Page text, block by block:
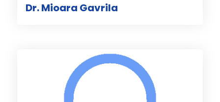
Dr. Mioara Gavrila